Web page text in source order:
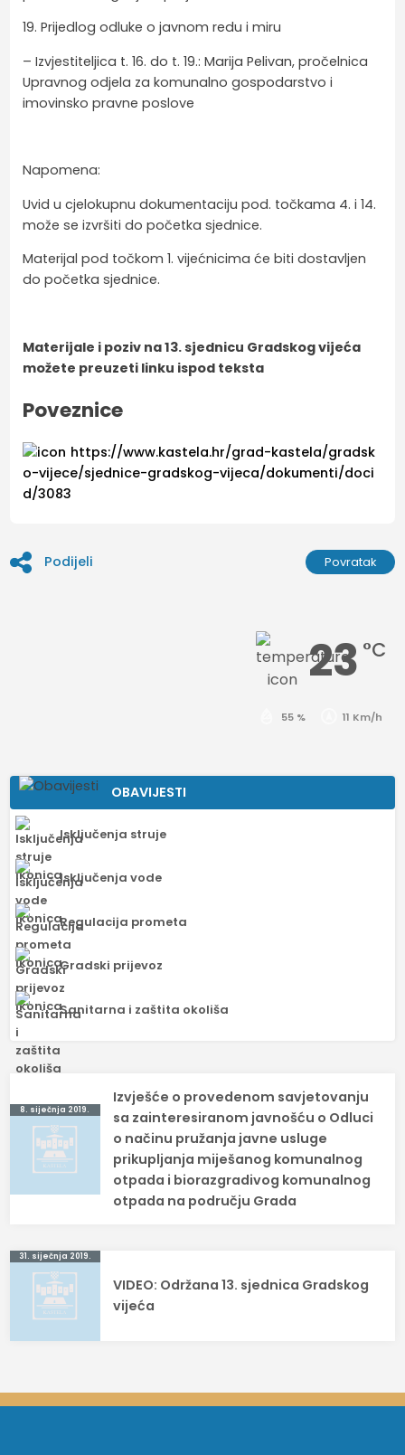
19. Prijedlog odluke o javnom redu i miru
– Izvjestiteljica t. 16. do t. 19.: Marija Pelivan, pročelnica
Upravnog odjela za komunalno gospodarstvo i
imovinsko pravne poslove
Napomena:
Uvid u cjelokupnu dokumentaciju pod. točkama 4. i 14.
može se izvršiti do početka sjednice.
Materijal pod točkom 1. vijećnicima će biti dostavljen
do početka sjednice.
Materijale i poziv na 13. sjednicu Gradskog vijeća
možete preuzeti linku ispod teksta
Poveznice
https://www.kastela.hr/grad-kastela/gradsk
o-vijece/sjednice-gradskog-vijeca/dokumenti/doci
d/3083
Podijeli Povratak
23 °C
55 % 11 Km/h
OBAVIJESTI
Isključenja struje
Isključenja vode
Regulacija prometa
Gradski prijevoz
Sanitarna i zaštita okoliša
Navigacija
objava
8. siječnja 2019.
Izvješće o provedenom savjetovanju
sa zainteresiranom javnošću o Odluci
o načinu pružanja javne usluge
prikupljanja miješanog komunalnog
otpada i biorazgradivog komunalnog
otpada na području Grada
31. siječnja 2019.
VIDEO: Održana 13. sjednica Gradskog
vijeća